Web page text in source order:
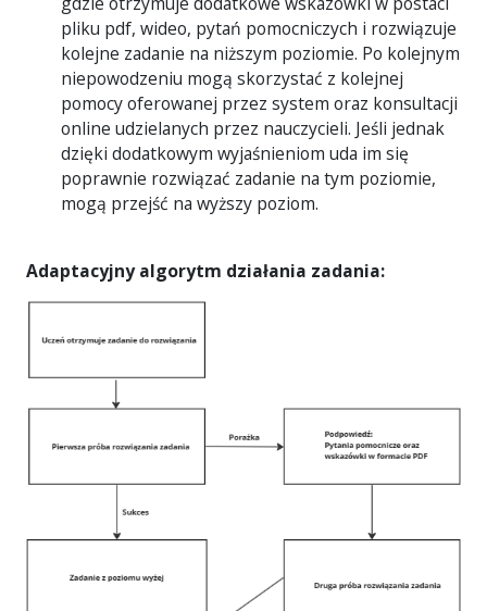
pliku pdf, wideo, pytań pomocniczych i rozwiązuje
kolejne zadanie na niższym poziomie. Po kolejnym
niepowodzeniu mogą skorzystać z kolejnej
pomocy oferowanej przez system oraz konsultacji
online udzielanych przez nauczycieli. Jeśli jednak
dzięki dodatkowym wyjaśnieniom uda im się
poprawnie rozwiązać zadanie na tym poziomie,
mogą przejść na wyższy poziom.
Adaptacyjny algorytm działania zadania: